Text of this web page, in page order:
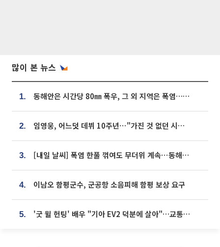
많이 본 뉴스
1. 동해안은 시간당 80㎜ 폭우, 그 외 지역은 폭염…‘극과 극 날씨’
2. 임영웅, 어느덧 데뷔 10주년⋯"가진 것 없던 시절, 내 앞엔 20명의 팬뿐"
3. [내일 날씨] 폭염 한풀 꺾여도 무더위 계속⋯동해안 이틀 연속 비
4. 이남오 함평군수, 군공항 소음피해 함평 보상 요구
5. '굿 윌 헌팅' 배우 "기아 EV2 덕분에 살아"…교통사고 후 안전성 극찬